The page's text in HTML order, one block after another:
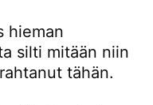
hieman
silti mitään niin
tähän.